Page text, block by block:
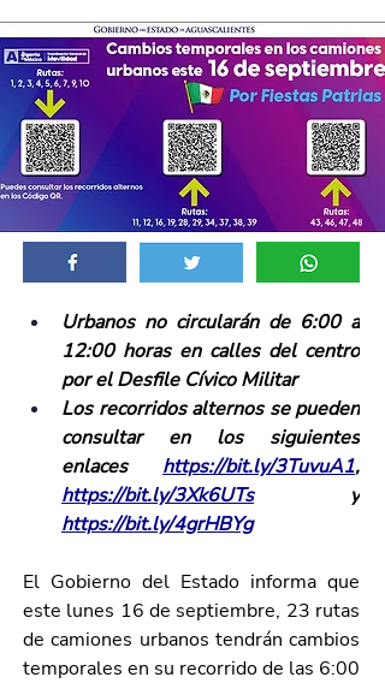
Urbanos no circularán de 6:00 a
12:00 horas en calles del centro
por el Desfile Cívico Militar
Los recorridos alternos se pueden
consultar en los siguientes
enlaces https://bit.ly/3TuvuA1
https://bit.ly/3Xk6UTs
https://bit.ly/4grHBYg
El Gobierno del Estado informa que
este lunes 16 de septiembre, 23 rutas
de camiones urbanos tendrán cambios
temporales en su recorrido de las 6:00